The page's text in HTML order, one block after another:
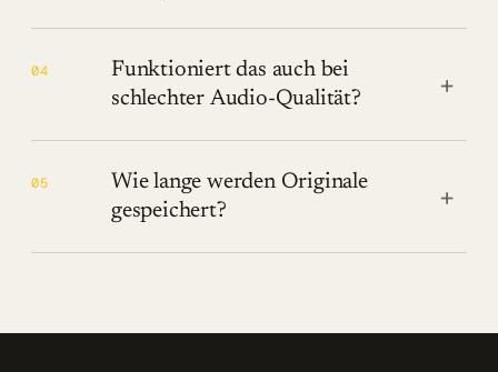
04
Funktioniert das auch bei
schlechter Audio-Qualität?
+
05
Wie lange werden Originale
gespeichert?
+